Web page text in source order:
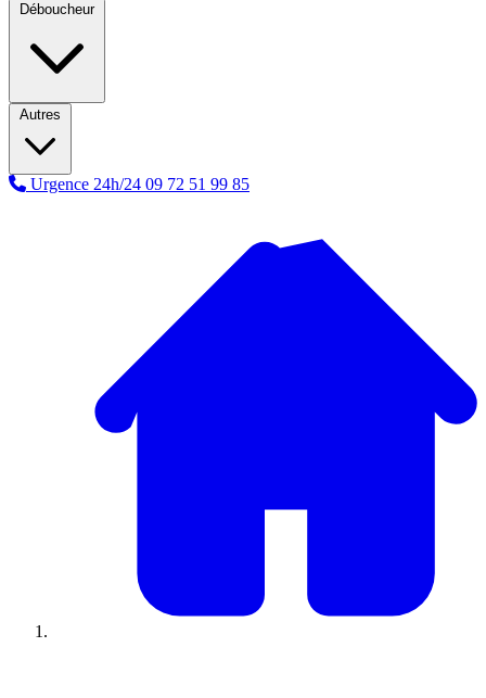
Déboucheur
Autres
Urgence 24h/24 09 72 51 99 85